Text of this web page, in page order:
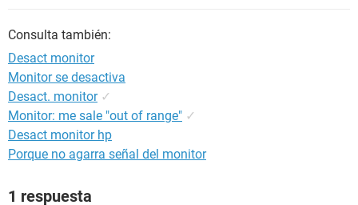
Consulta también:
Desact monitor
Monitor se desactiva
Desact. monitor ✓
Monitor: me sale "out of range" ✓
Desact monitor hp
Porque no agarra señal del monitor
1 respuesta